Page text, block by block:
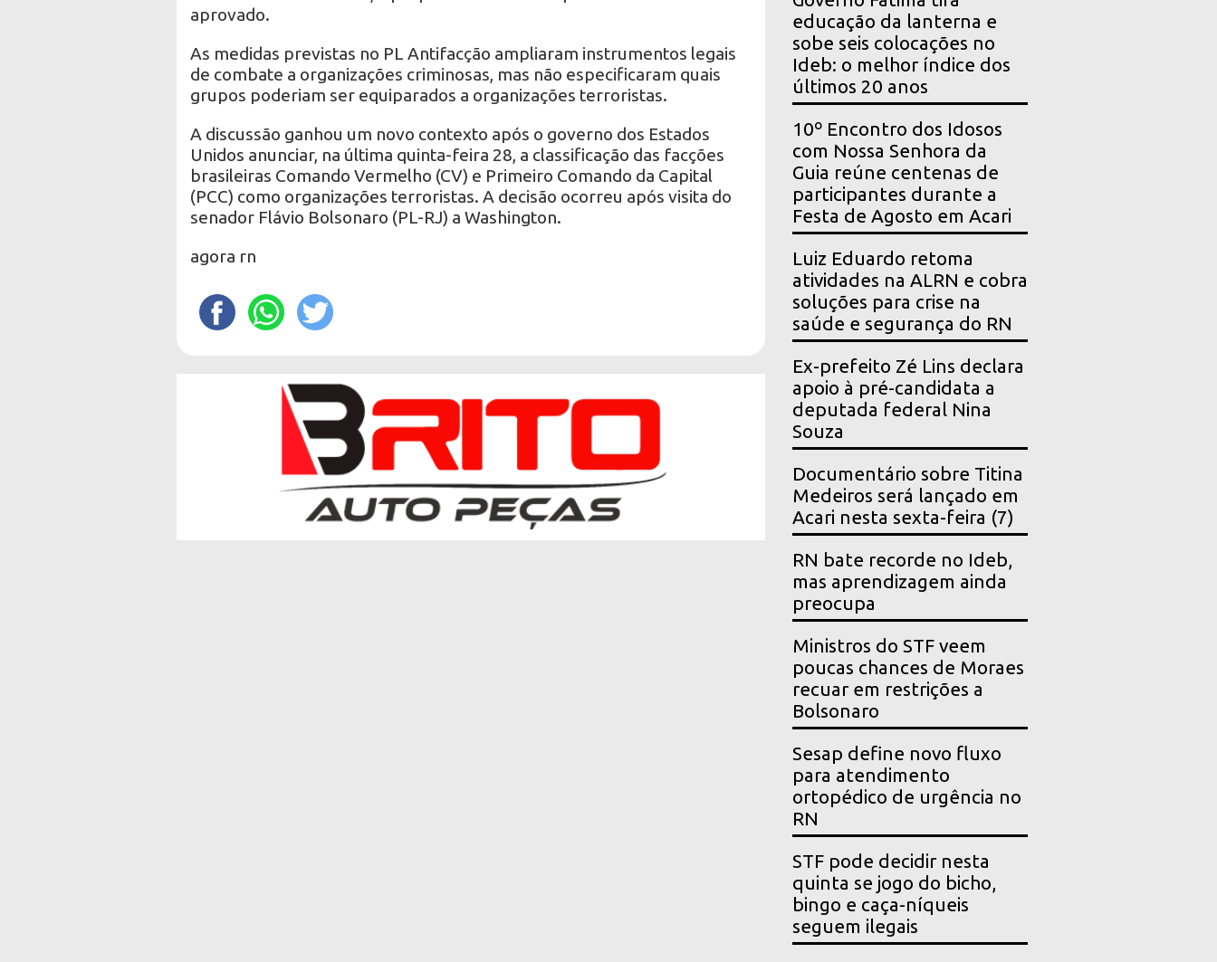
aprovado.
As medidas previstas no PL Antifacção ampliaram instrumentos legais
de combate a organizações criminosas, mas não especificaram quais
grupos poderiam ser equiparados a organizações terroristas.
A discussão ganhou um novo contexto após o governo dos Estados
Unidos anunciar, na última quinta-feira 28, a classificação das facções
brasileiras Comando Vermelho (CV) e Primeiro Comando da Capital
(PCC) como organizações terroristas. A decisão ocorreu após visita do
senador Flávio Bolsonaro (PL-RJ) a Washington.
agora rn
educação da lanterna e
sobe seis colocações no
Ideb: o melhor índice dos
últimos 20 anos
10º Encontro dos Idosos
com Nossa Senhora da
Guia reúne centenas de
participantes durante a
Festa de Agosto em Acari
Luiz Eduardo retoma
atividades na ALRN e cobra
soluções para crise na
saúde e segurança do RN
Ex-prefeito Zé Lins declara
apoio à pré-candidata a
deputada federal Nina
Souza
Documentário sobre Titina
Medeiros será lançado em
Acari nesta sexta-feira (7)
RN bate recorde no Ideb,
mas aprendizagem ainda
preocupa
Ministros do STF veem
poucas chances de Moraes
recuar em restrições a
Bolsonaro
Sesap define novo fluxo
para atendimento
ortopédico de urgência no
RN
STF pode decidir nesta
quinta se jogo do bicho,
bingo e caça-níqueis
seguem ilegais